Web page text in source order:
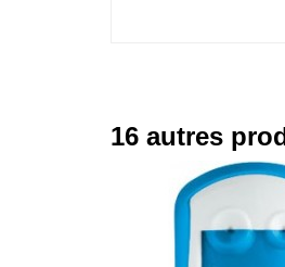
16 autres